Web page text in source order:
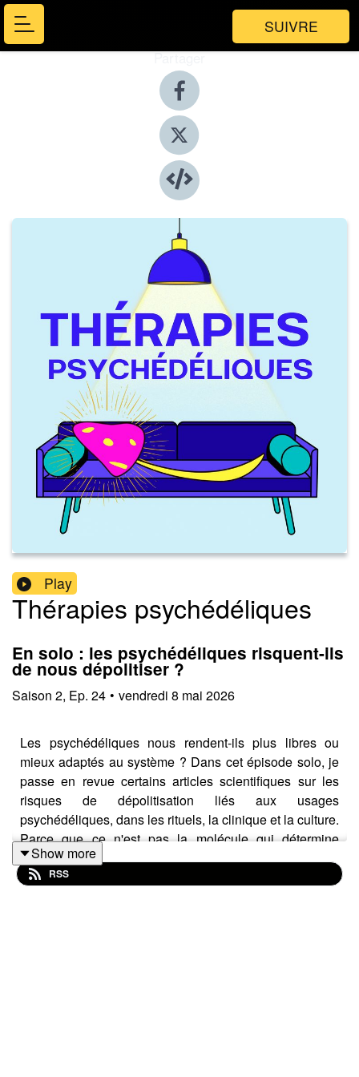
SUIVRE
Partager
Play
Thérapies psychédéliques
En solo : les psychédéliques risquent-ils
de nous dépolitiser ?
Saison 2, Ep. 24 • vendredi 8 mai 2026
Les psychédéliques nous rendent-ils plus libres ou
mieux adaptés au système ? Dans cet épisode solo, je
passe en revue certains articles scientifiques sur les
risques de dépolitisation liés aux usages
psychédéliques, dans les rituels, la clinique et la culture.
Parce que ce n'est pas la molécule qui détermine
l'expérience, c'est le monde dans lequel elle circule.
Show more
RSS